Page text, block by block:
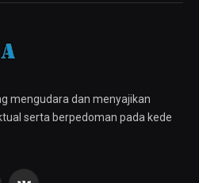
mengudara dan menyajikan
serta berpedoman pada kede